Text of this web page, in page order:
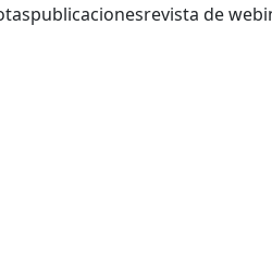
publicacionesrevista de web